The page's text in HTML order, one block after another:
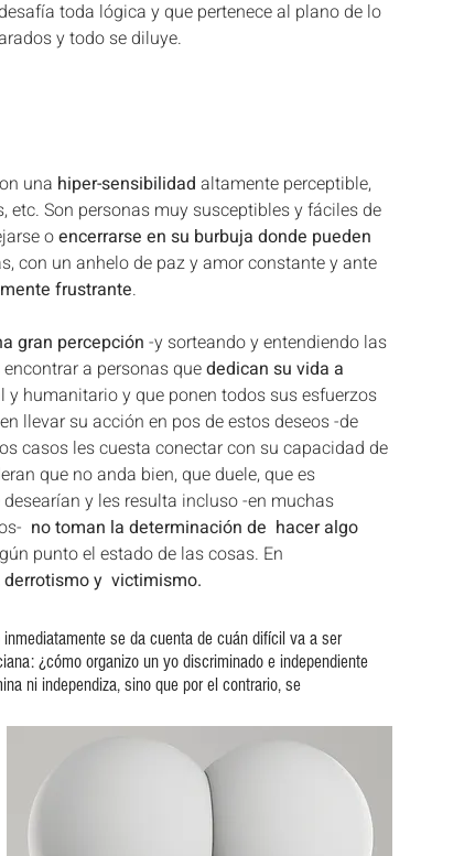
toda lógica y que pertenece al plano de lo
y todo se diluye.
una hiper-sensibilidad altamente perceptible,
etc. Son personas muy susceptibles y fáciles de
o encerrarse en su burbuja donde pueden
con un anhelo de paz y amor constante y ante
frustrante.
gran percepción -y sorteando y entendiendo las
a personas que dedican su vida a
humanitario y que ponen todos sus esfuerzos
llevar su acción en pos de estos deseos -de
casos les cuesta conectar con su capacidad de
que no anda bien, que duele, que es
y les resulta incluso -en muchas
no toman la determinación de  hacer algo
punto el estado de las cosas. En
y  victimismo.
se da cuenta de cuán difícil va a ser
¿cómo organizo un yo discriminado e independiente
ni independiza, sino que por el contrario, se